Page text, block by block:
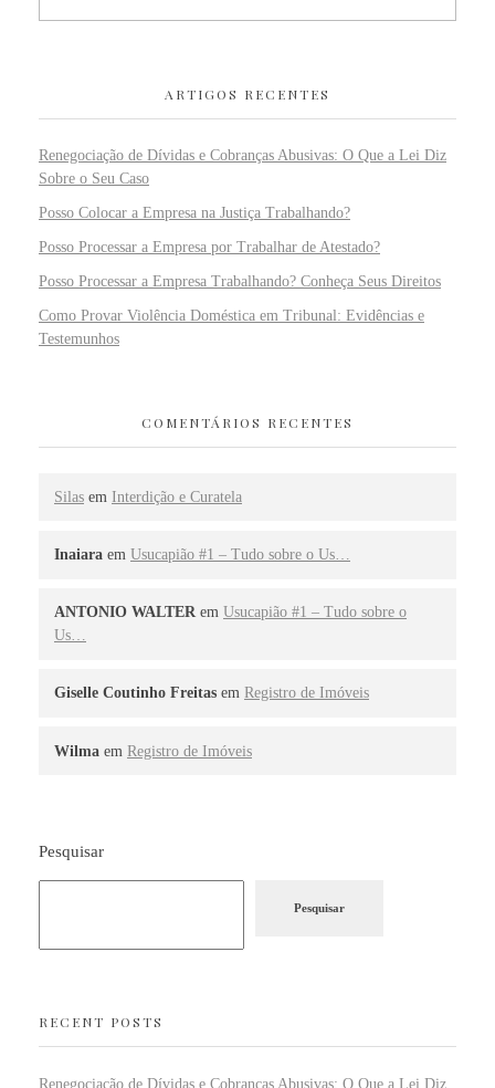
ARTIGOS RECENTES
Renegociação de Dívidas e Cobranças Abusivas: O Que a Lei Diz
Sobre o Seu Caso
Posso Colocar a Empresa na Justiça Trabalhando?
Posso Processar a Empresa por Trabalhar de Atestado?
Posso Processar a Empresa Trabalhando? Conheça Seus Direitos
Como Provar Violência Doméstica em Tribunal: Evidências e
Testemunhos
COMENTÁRIOS RECENTES
Silas em Interdição e Curatela
Inaiara em Usucapião #1 – Tudo sobre o Us…
ANTONIO WALTER em Usucapião #1 – Tudo sobre o
Us…
Giselle Coutinho Freitas em Registro de Imóveis
Wilma em Registro de Imóveis
Pesquisar
Pesquisar
RECENT POSTS
Renegociação de Dívidas e Cobranças Abusivas: O Que a Lei Diz